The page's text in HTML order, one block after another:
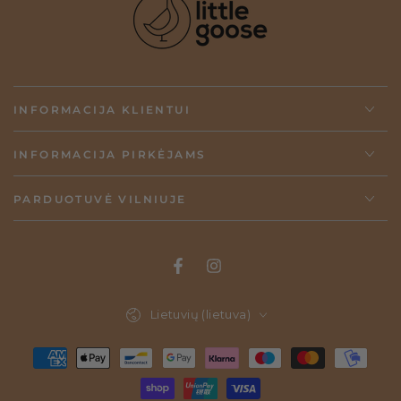
INFORMACIJA KLIENTUI
INFORMACIJA PIRKĖJAMS
PARDUOTUVĖ VILNIUJE
Lietuvių (lietuva)
Pirkimo